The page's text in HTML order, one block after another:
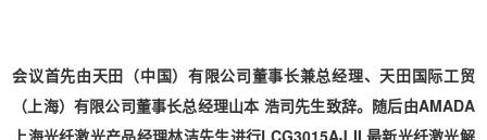
会议首先由天田（中国）有限公司董事长兼总经理、天田国际工贸
（上海）有限公司董事长总经理山本 浩司先生致辞。随后由AMADA
上海光纤激光产品经理林洁先生进行LCG3015AJ II 最新光纤激光解